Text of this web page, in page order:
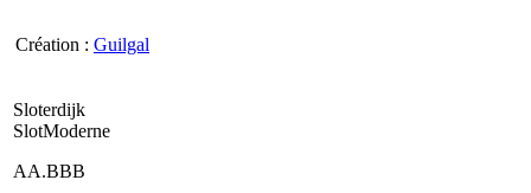
Création : Guilgal
Sloterdijk
SlotModerne
AA.BBB